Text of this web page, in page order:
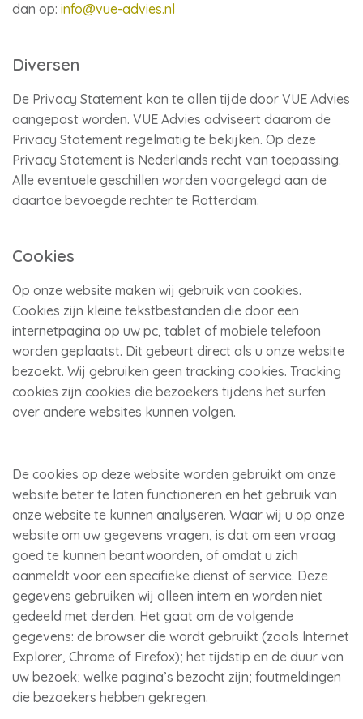
dan op: info@vue-advies.nl
Diversen
De Privacy Statement kan te allen tijde door VUE Advies
aangepast worden. VUE Advies adviseert daarom de
Privacy Statement regelmatig te bekijken. Op deze
Privacy Statement is Nederlands recht van toepassing.
Alle eventuele geschillen worden voorgelegd aan de
daartoe bevoegde rechter te Rotterdam.
Cookies
Op onze website maken wij gebruik van cookies.
Cookies zijn kleine tekstbestanden die door een
internetpagina op uw pc, tablet of mobiele telefoon
worden geplaatst. Dit gebeurt direct als u onze website
bezoekt. Wij gebruiken geen tracking cookies. Tracking
cookies zijn cookies die bezoekers tijdens het surfen
over andere websites kunnen volgen.
De cookies op deze website worden gebruikt om onze
website beter te laten functioneren en het gebruik van
onze website te kunnen analyseren. Waar wij u op onze
website om uw gegevens vragen, is dat om een vraag
goed te kunnen beantwoorden, of omdat u zich
aanmeldt voor een specifieke dienst of service. Deze
gegevens gebruiken wij alleen intern en worden niet
gedeeld met derden. Het gaat om de volgende
gegevens: de browser die wordt gebruikt (zoals Internet
Explorer, Chrome of Firefox); het tijdstip en de duur van
uw bezoek; welke pagina’s bezocht zijn; foutmeldingen
die bezoekers hebben gekregen.